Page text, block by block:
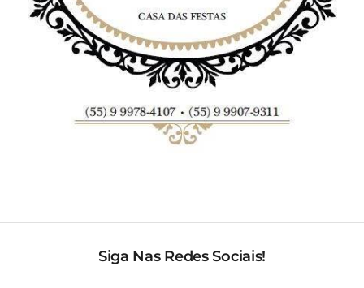
Siga Nas Redes Sociais!